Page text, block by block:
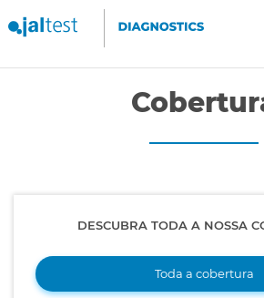
DESCUBRA TODA A NOSSA
Toda a cobertura